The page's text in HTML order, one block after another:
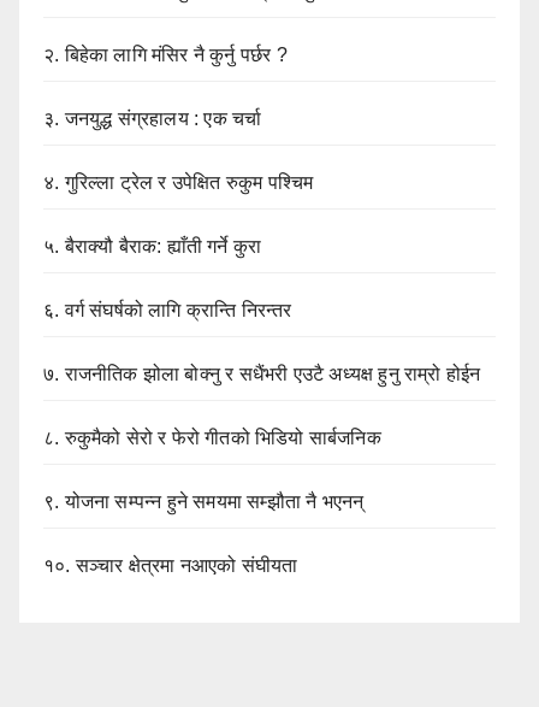
२.बिहेका लागि मंसिर नै कुर्नु पर्छर ?
३.जनयुद्ध संग्रहालय : एक चर्चा
४.गुरिल्ला ट्रेल र उपेक्षित रुकुम पश्चिम
५.बैराक्यौ बैराक: ह्याँती गर्ने कुरा
६.वर्ग संघर्षको लागि क्रान्ति निरन्तर
७.राजनीतिक झोला बोक्नु र सधैंभरी एउटै अध्यक्ष हुनु राम्रो होईन
८.रुकुमैको सेरो र फेरो गीतको भिडियो सार्बजनिक
९.योजना सम्पन्न हुने समयमा सम्झौता नै भएनन्
१०.सञ्चार क्षेत्रमा नआएको संघीयता